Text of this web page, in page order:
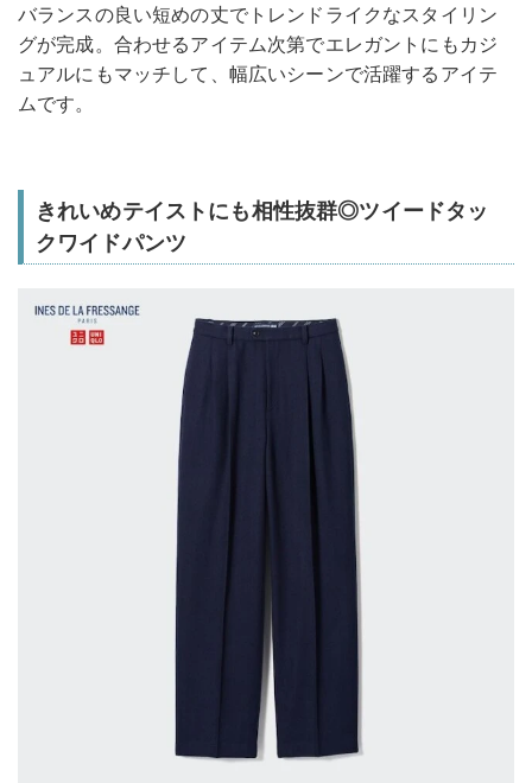
バランスの良い短めの丈でトレンドライクなスタイリン
グが完成。合わせるアイテム次第でエレガントにもカジ
ュアルにもマッチして、幅広いシーンで活躍するアイテ
ムです。
きれいめテイストにも相性抜群◎ツイードタッ
クワイドパンツ